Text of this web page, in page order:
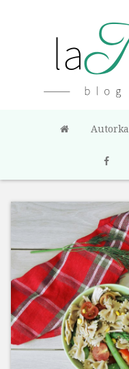
Autorka